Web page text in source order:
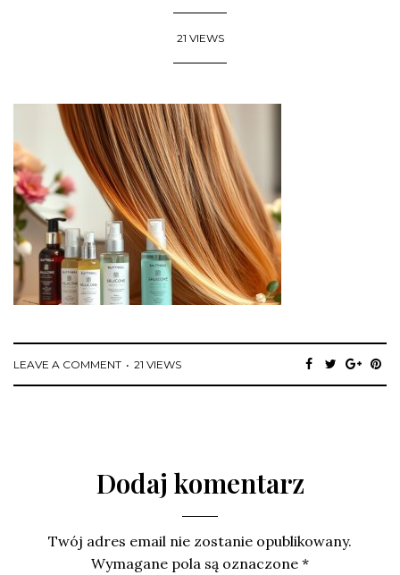
21 VIEWS
LEAVE A COMMENT 21 VIEWS
Dodaj komentarz
Twój adres email nie zostanie opublikowany.
Wymagane pola są oznaczone *